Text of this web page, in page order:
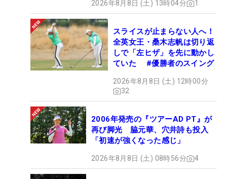
2026年8月8日 (土) 13時04分 1
スライスが止まらない人へ！
全英女王・桑木志帆は切り返
しで「左ヒザ」を先に動かし
ていた #優勝者のスイング
2026年8月8日 (土) 12時00分
32
2006年発売の『ツアーAD PT』が
再び脚光 脇元華、穴井詩も投入
「初速が強くなった感じ」
2026年8月8日 (土) 08時56分 4